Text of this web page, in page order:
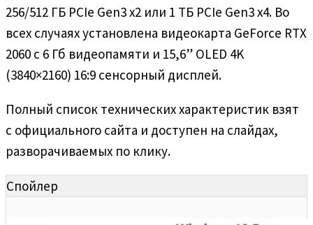
256/512 ГБ PCIe Gen3 x2 или 1 ТБ PCIe Gen3 x4. Во
всех случаях установлена видеокарта GeForce RTX
2060 с 6 Гб видеопамяти и 15,6” OLED 4K
(3840×2160) 16:9 сенсорный дисплей.
Полный список технических характеристик взят
с официального сайта и доступен на слайдах,
разворачиваемых по клику.
Спойлер